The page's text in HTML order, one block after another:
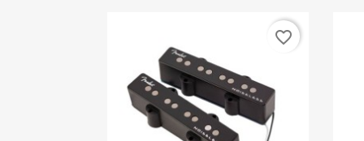
favorite_border